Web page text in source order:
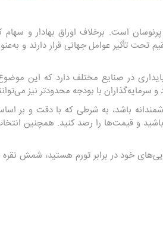
است. برخلاف اوراق بهادار و
تحت تأثیر عوامل جهانی قرار دارند و
پایداری در صنایع مختلف دارد که این
با بودجه محدودتر نیز
باشد، به شرطی که با دقت و بر
و قیمت‌ها را رصد کنید. همچنین
خود در برابر تورم هستید، شمش